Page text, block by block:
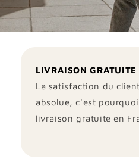
LIVRAISON GRATUITE
La satisfaction du
absolue, c'est
livraison gratuite en